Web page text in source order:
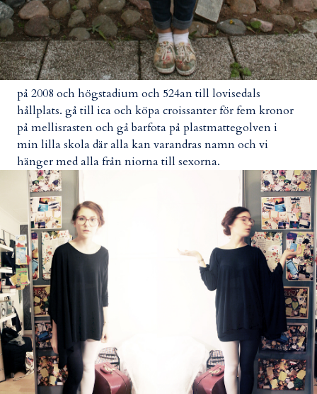
på 2008 och högstadium och 524an till lovisedals
hållplats. gå till ica och köpa croissanter för fem kronor
på mellisrasten och gå barfota på plastmattegolven i
min lilla skola där alla kan varandras namn och vi
hänger med alla från niorna till sexorna.